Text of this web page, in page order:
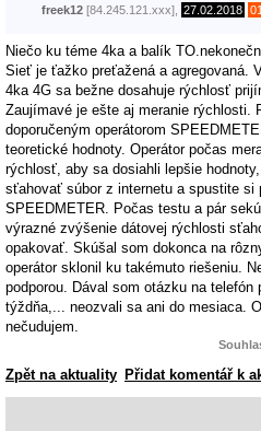
freek12 [84.245.121.xxx], 27.02.2018
Niečo ku téme 4ka a balík
Sieť je ťažko preťažená a agregovaná.
4ka 4G sa bežne dosahuje rýchlosť
Zaujímavé je ešte aj meranie rýchlosti.
doporučeným operátorom
teoretické hodnoty. Operátor počas
rýchlosť, aby sa dosiahli lepšie
sťahovať súbor z internetu a spustite si
SPEEDMETER. Počas testu a pár
výrazné zvýšenie dátovej rýchlosti
opakovať. Skúšal som dokonca na
operátor sklonil ku takémuto riešeniu.
podporou. Dával som otázku na
týždňa,... neozvali sa ani do mesiaca.
nečudujem.
Zpět na aktuality Přidat komentář k